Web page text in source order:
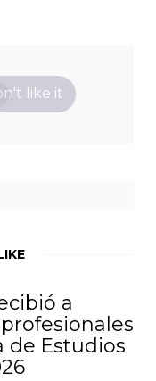
like it
a
de Estudios